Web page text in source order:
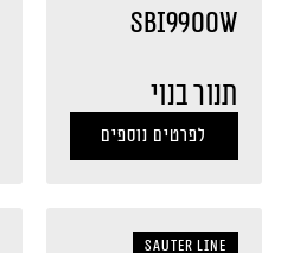
SBI9900W
תנור בנוי
לפרטים נוספים
sauter LINE